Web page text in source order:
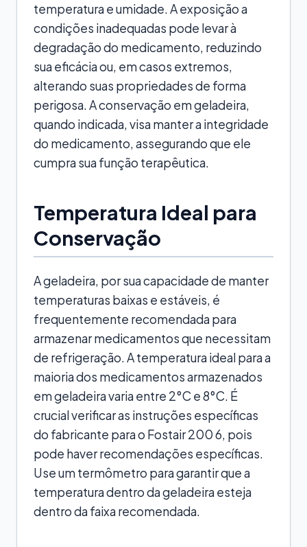
temperatura e umidade. A exposição a
condições inadequadas pode levar à
degradação do medicamento, reduzindo
sua eficácia ou, em casos extremos,
alterando suas propriedades de forma
perigosa. A conservação em geladeira,
quando indicada, visa manter a integridade
do medicamento, assegurando que ele
cumpra sua função terapêutica.
Temperatura Ideal para
Conservação
A geladeira, por sua capacidade de manter
temperaturas baixas e estáveis, é
frequentemente recomendada para
armazenar medicamentos que necessitam
de refrigeração. A temperatura ideal para a
maioria dos medicamentos armazenados
em geladeira varia entre 2°C e 8°C. É
crucial verificar as instruções específicas
do fabricante para o Fostair 200 6, pois
pode haver recomendações específicas.
Use um termômetro para garantir que a
temperatura dentro da geladeira esteja
dentro da faixa recomendada.